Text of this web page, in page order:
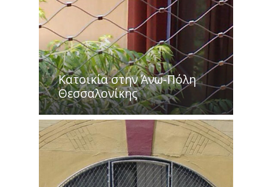
Κατοικία στην Άνω-Πόλη
Θεσσαλονίκης